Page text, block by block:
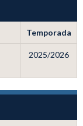
Temporada
2025/2026